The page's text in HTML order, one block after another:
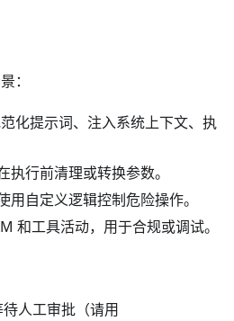
：
化提示词、注入系统上下文、执
执行前清理或转换参数。
用自定义逻辑控制危险操作。
和工具活动，用于合规或调试。
人工审批（请用